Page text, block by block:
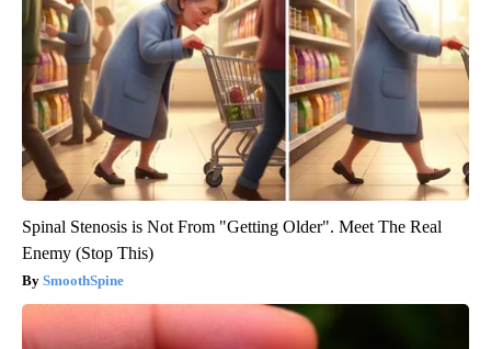
Spinal Stenosis is Not From "Getting Older". Meet The Real
Enemy (Stop This)
SmoothSpine